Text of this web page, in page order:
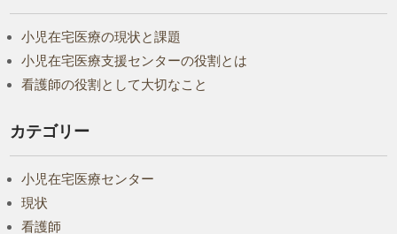
小児在宅医療の現状と課題
小児在宅医療支援センターの役割とは
看護師の役割として大切なこと
カテゴリー
小児在宅医療センター
現状
看護師